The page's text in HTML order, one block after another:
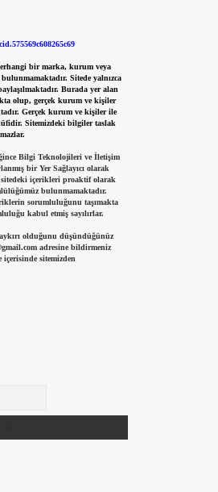
bir marka, kurum veya
Sitede yalnızca
Burada yer alan
olup, gerçek kurum ve kişiler
Gerçek kurum ve kişiler ile
Sitemizdeki bilgiler taslak
Bilgi Teknolojileri ve İletişim
bir Yer Sağlayıcı olarak
sitedeki içerikleri proaktif olarak
bulunmamaktadır.
sorumluluğunu taşımakta
kabul etmiş sayılırlar.
olduğunu düşündüğünüz
adresine bildirmeniz
sitemizden